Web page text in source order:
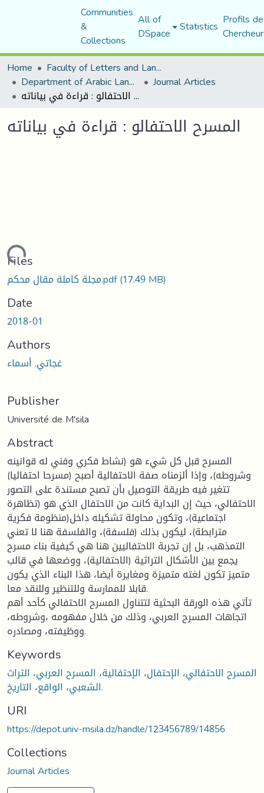
Communities
&
Collections
All of
DSpace Statistics Profils
Home
Faculty of Letters and Languages
Department of Arabic Language and Literature Journal Articles
المسرح الاحتفالو : قراءة في بياناته
المسرح الاحتفالو : قراءة في بياناته
Files
مجلة كاملة مقال محكم.pdf(17.49 MB)
Date
2018-01
Authors
غجاتي, أسماء
Publisher
Université de M'sila
Abstract
المسرح قبل كل شيء هو (نشاط فكري وفني له قوانينه
وشروطه)، وإذا ألزمناه صفة الاحتفالية أصبح (مسرحا احتفاليا)
تتغير فيه طريقة التوصيل بأن تصبح مستندة على التصور
الاحتفالي، حيث إن البداية كانت من الاحتفال الذي هو (تظاهرة
اجتماعية)، وتكون محاولة تشكيله داخل(منظومة فكرية
مترابطة)، ليكون بذلك (فلسفة)، والفلسفة هنا لا تعني
التمذهب، بل إن تجربة الاحتفاليين هنا هي كيفية بناء مسرح
يجمع بين الأشكال التراثية (الاحتفالية)، ووضعها في قالب
متميز تكون لغته متميزة ومغايرة أيضا، هذا البناء الذي يكون
قابلا للممارسة وللتنظير وللنقد معا.
تأتي هذه الورقة البحثية لتتناول المسرح الاحتفالي كأحد أهم
اتجاهات المسرح العربي، وذلك من خلال مفهومه ،وشروطه،
ووظيفته، ومصادره.
Keywords
المسرح الاحتفالي، الإحتفال، الإحتفالية، المسرح العربي، التراث
الشعبي، الواقع، التاريخ.
URI
https://depot.univ-msila.dz/handle/123456789/14856
Collections
Journal Articles